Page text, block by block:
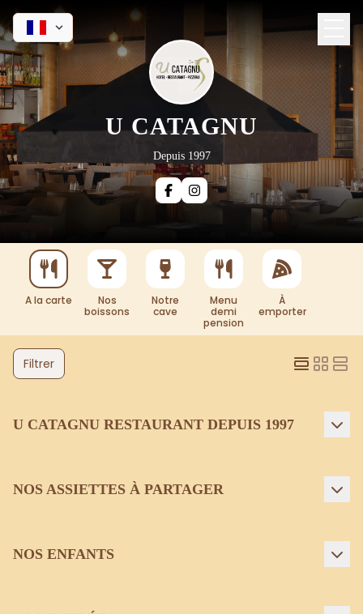
U CATAGNU
Depuis 1997
A la carte
Nos
boissons
Notre
cave
Menu
demi
pension
À
emporter
Filtrer
U CATAGNU RESTAURANT DEPUIS 1997
NOS ASSIETTES À PARTAGER
NOS ENFANTS